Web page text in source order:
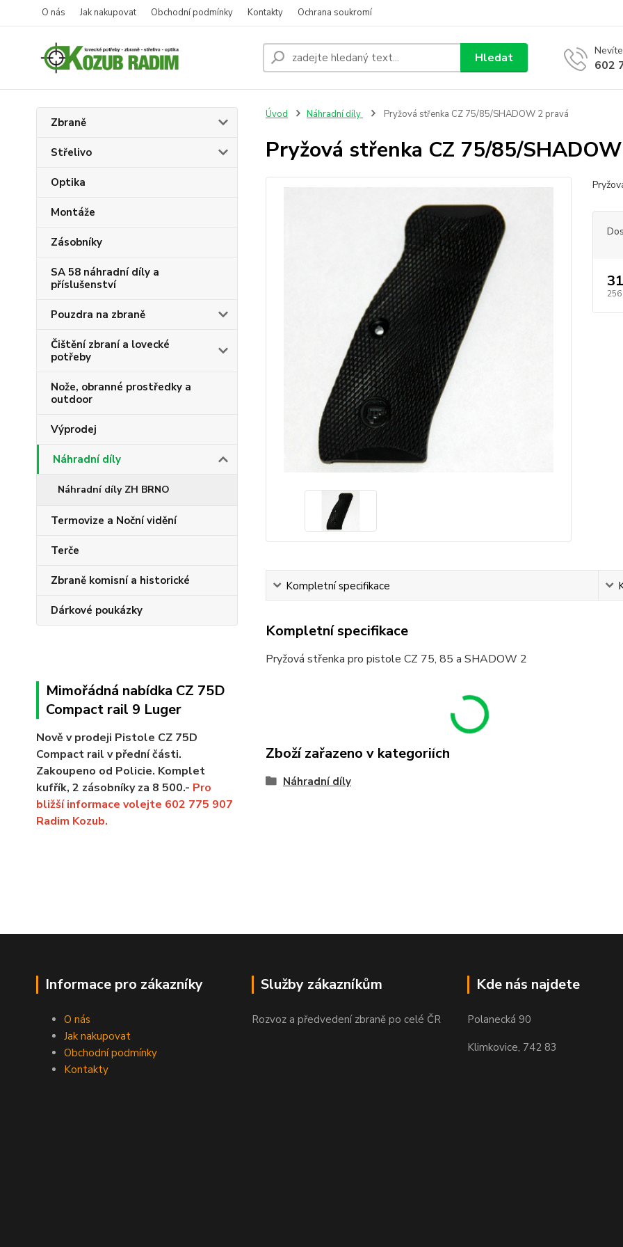
O nás Jak nakupovat Obchodní podmínky Kontakty Ochrana soukromí
Hledat
602
Zbraně
Střelivo
Optika
Montáže
Zásobníky
SA 58 náhradní díly a
příslušenství
Pouzdra na zbraně
Čištění zbraní a lovecké
potřeby
Nože, obranné prostředky a
outdoor
Výprodej
Náhradní díly
Náhradní díly ZH BRNO
Termovize a Noční vidění
Terče
Zbraně komisní a historické
Dárkové poukázky
Mimořádná nabídka CZ 75D
Compact rail 9 Luger
Nově v prodeji Pistole CZ 75D
Compact rail v přední části.
Zakoupeno od Policie. Komplet
kufřík, 2 zásobníky za 8 500.- Pro
bližší informace volejte 602 775 907
Radim Kozub.
Úvod Náhradní díly Pryžová střenka CZ 75/85/SHADOW 2 pravá
Pryžová střenka CZ 75/85/
256
Kompletní specifikace
Kompletní specifikace
Pryžová střenka pro pistole CZ 75, 85 a SHADOW 2
Zboží zařazeno v kategoriích
Náhradní díly
Informace pro zákazníky
O nás
Jak nakupovat
Obchodní podmínky
Kontakty
Služby zákazníkům
Rozvoz a předvedení zbraně po celé ČR
Kde nás najdete
Polanecká 90
Klimkovice, 742 83